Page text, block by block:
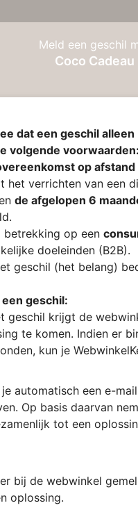
Meld een geschil
Coco Cadeau
dat een geschil
volgende voorwaarden:
op
het verrichten van een
de afgelopen 6
betrekking op een
doeleinden (B2B).
geschil (het belang)
geschil:
geschil krijgt de
te komen. Indien er
kun je
automatisch een e-
Op basis daarvan
tot een
bij de webwinkel
oplossing.